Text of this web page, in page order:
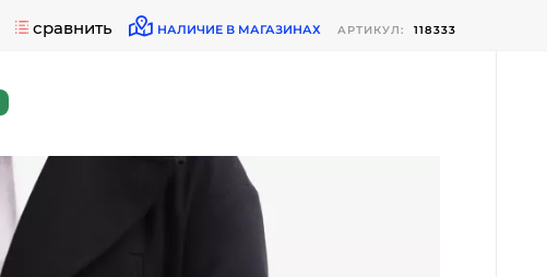
сравнить НАЛИЧИЕ В МАГАЗИНАХ АРТИКУЛ: 118333
на части
График платежей